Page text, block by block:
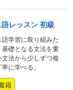
レッスン 初級
学習に取り組みた
基礎となる文法を重
法から少しずつ複
に学べる。
籍